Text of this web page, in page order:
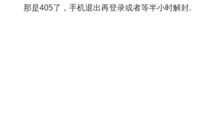
那是405了，手机退出再登录或者等半小时解封.